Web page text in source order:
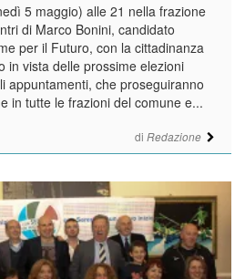
di Redazione
5 maggio) alle 21 nella frazione
di Marco Bonini, candidato
per il Futuro, con la cittadinanza
in vista delle prossime elezioni
appuntamenti, che proseguiranno
in tutte le frazioni del comune e...